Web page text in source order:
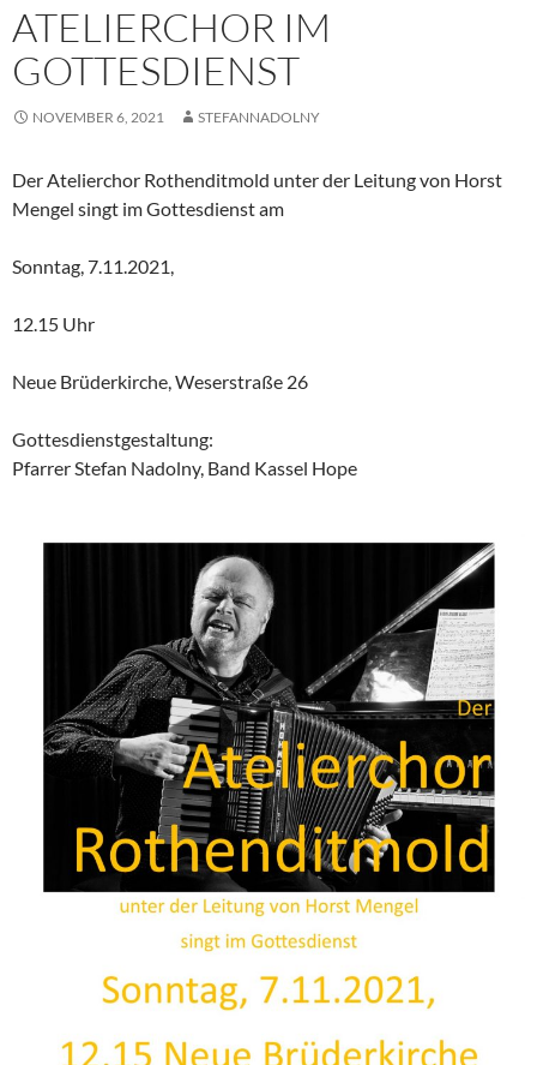
ATELIERCHOR IM
GOTTESDIENST
NOVEMBER 6, 2021 STEFANNADOLNY
Der Atelierchor Rothenditmold unter der Leitung von Horst
Mengel singt im Gottesdienst am
Sonntag, 7.11.2021,
12.15 Uhr
Neue Brüderkirche, Weserstraße 26
Gottesdienstgestaltung:
Pfarrer Stefan Nadolny, Band Kassel Hope